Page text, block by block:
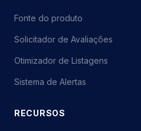
Fonte do produto
Solicitador de Avaliações
Otimizador de Listagens
Sistema de Alertas
RECURSOS